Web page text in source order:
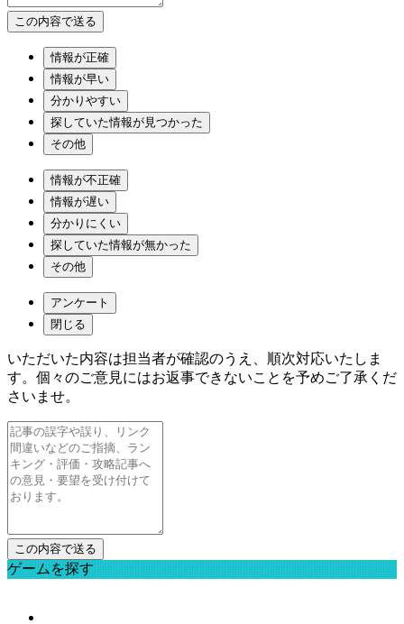
情報が正確
情報が早い
分かりやすい
探していた情報が見つかった
その他
情報が不正確
情報が遅い
分かりにくい
探していた情報が無かった
その他
アンケート
閉じる
いただいた内容は担当者が確認のうえ、順次対応いたしま
す。個々のご意見にはお返事できないことを予めご了承くだ
さいませ。
ゲームを探す